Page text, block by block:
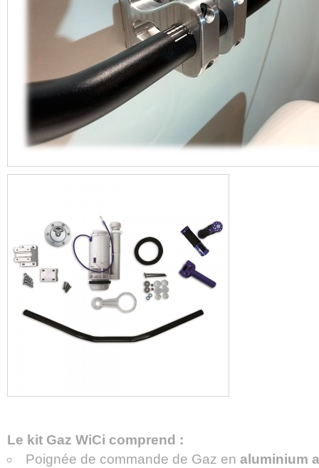
Le kit Gaz WiCi comprend :
Poignée de commande de Gaz enaluminium